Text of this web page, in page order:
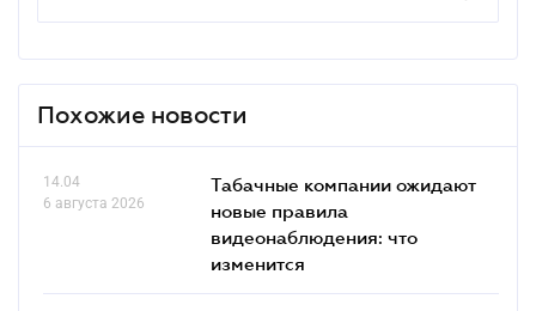
Похожие новости
14.04
6 августа 2026
Табачные компании ожидают
новые правила
видеонаблюдения: что
изменится